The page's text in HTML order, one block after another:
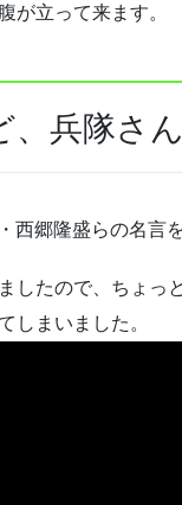
が立って来ます。
兵隊さ
郷隆盛らの名言
したので、ちょっ
しまいました。